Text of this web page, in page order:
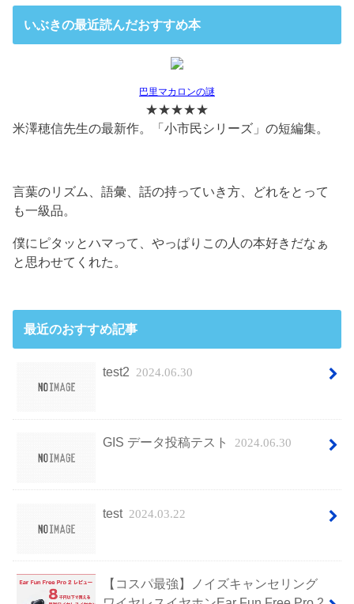
いぶきの最近読んだおすすめ本
巴里マカロンの謎
★★★★★
米澤穂信先生の最新作。「小市民シリーズ」の短編集。
言葉のリズム、語彙、話の持っていき方、どれをとって
も一級品。
僕にピタッとハマって、やっぱりこの人の本好きだなぁ
と思わせてくれた。
最近のおすすめ記事
test2 2024.06.30
GIS データ投稿テスト 2024.06.30
test 2024.03.22
【コスパ最強】ノイズキャンセリング